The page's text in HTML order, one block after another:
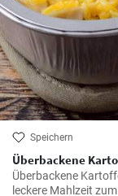
Speichern
Überbackene
Überbackene
leckere Mahlzeit